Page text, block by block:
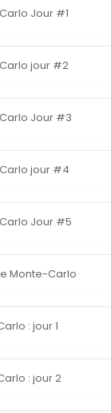
Jour #1
jour #2
Jour #3
jour #4
Jour #5
Monte-Carlo
: jour 1
: jour 2